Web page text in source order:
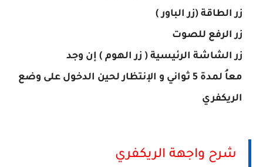
زر الطاقة (زر الباور )
زر الرفع للصوت
زر الشاشة الرئيسية ( زر الهوم ) إن وجد
معاُ لمدة 5 ثواني و الإنتظار لحين الدخول على وضع
الريكفري
شرح واجهة الريكفري